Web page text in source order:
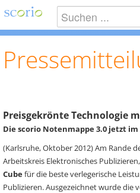
Preisgekrönte Technologie
Die scorio Notenmappe 3.0 jetzt im
(Karlsruhe, Oktober 2012) Am Rande
Arbeitskreis Elektronisches
Cubefür die beste verlegerische
Publizieren. Ausgezeichnet wurde die